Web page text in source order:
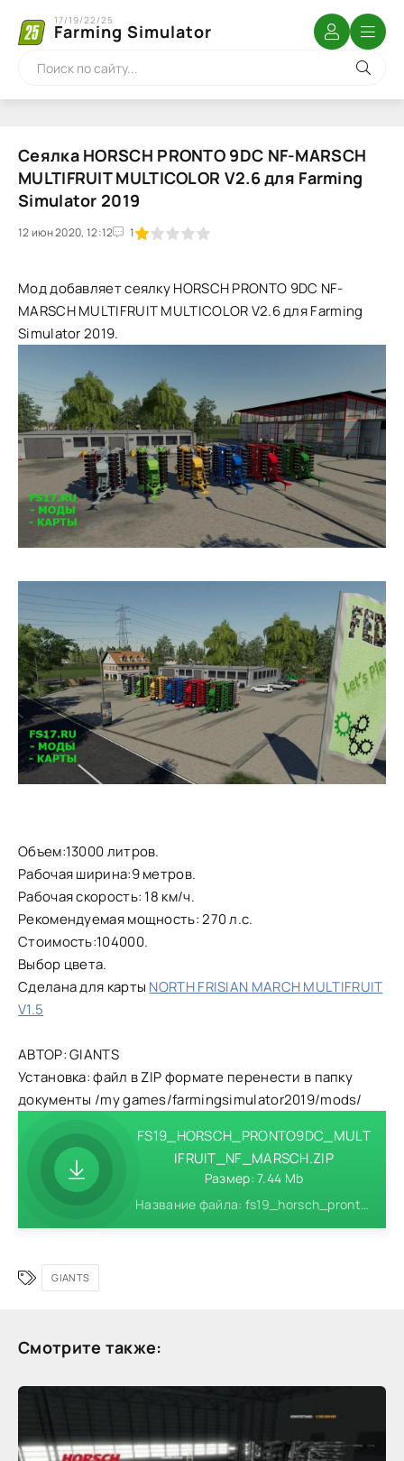
Farming Simulator
17/19/22/25
Сеялка HORSCH PRONTO 9DC NF-MARSCH
MULTIFRUIT MULTICOLOR V2.6 для Farming
Simulator 2019
12 июн 2020, 12:12 1
1 2 3 4 5
Мод добавляет сеялку HORSCH PRONTO 9DC NF-
MARSCH MULTIFRUIT MULTICOLOR V2.6 для Farming
Simulator 2019.
Объем:13000 литров.
Рабочая ширина:9 метров.
Рабочая скорость: 18 км/ч.
Рекомендуемая мощность: 270 л.с.
Стоимость:104000.
Выбор цвета.
Сделана для карты NORTH FRISIAN MARCH MULTIFRUIT
V1.5
АВТОР: GIANTS
Установка: файл в ZIP формате перенести в папку
документы /my games/farmingsimulator2019/mods/
FS19_HORSCH_PRONTO9DC_MULT
IFRUIT_NF_MARSCH.ZIP
Размер: 7.44 Mb
Название файла: fs19_horsch_pronto9dc_multifruit_nf_marsch.zip
GIANTS
Смотрите также: